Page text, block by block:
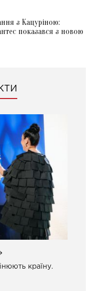
з Кацуріною:
показався з новою
країну.